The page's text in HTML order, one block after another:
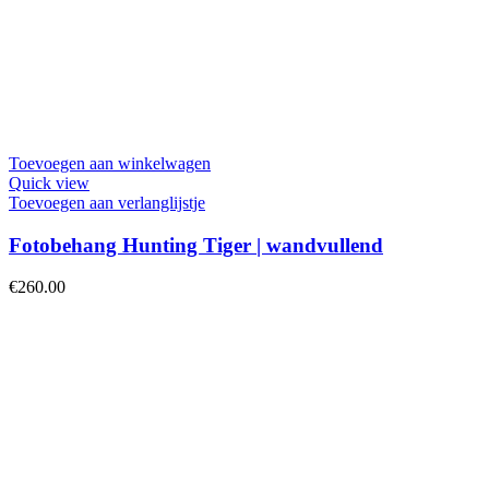
Toevoegen aan winkelwagen
Quick view
Toevoegen aan verlanglijstje
Fotobehang Hunting Tiger | wandvullend
€260.00